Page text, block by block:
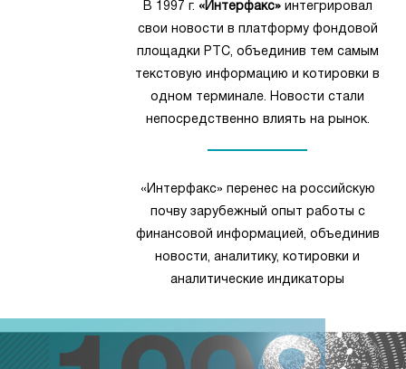
В 1997 г. «Интерфакс»интегрировал
свои новости в платформу фондовой
площадки РТС, объединив тем самым
текстовую информацию и котировки в
одном терминале. Новости стали
непосредственно влиять на рынок.
«Интерфакс» перенес на российскую
почву зарубежный опыт работы с
финансовой информацией, объединив
новости, аналитику, котировки и
аналитические индикаторы